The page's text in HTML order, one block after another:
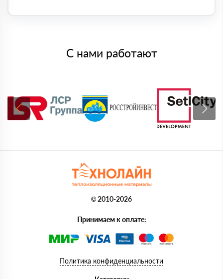
С нами работают
© 2010-2026
Принимаем к оплате:
Политика конфиденциальности